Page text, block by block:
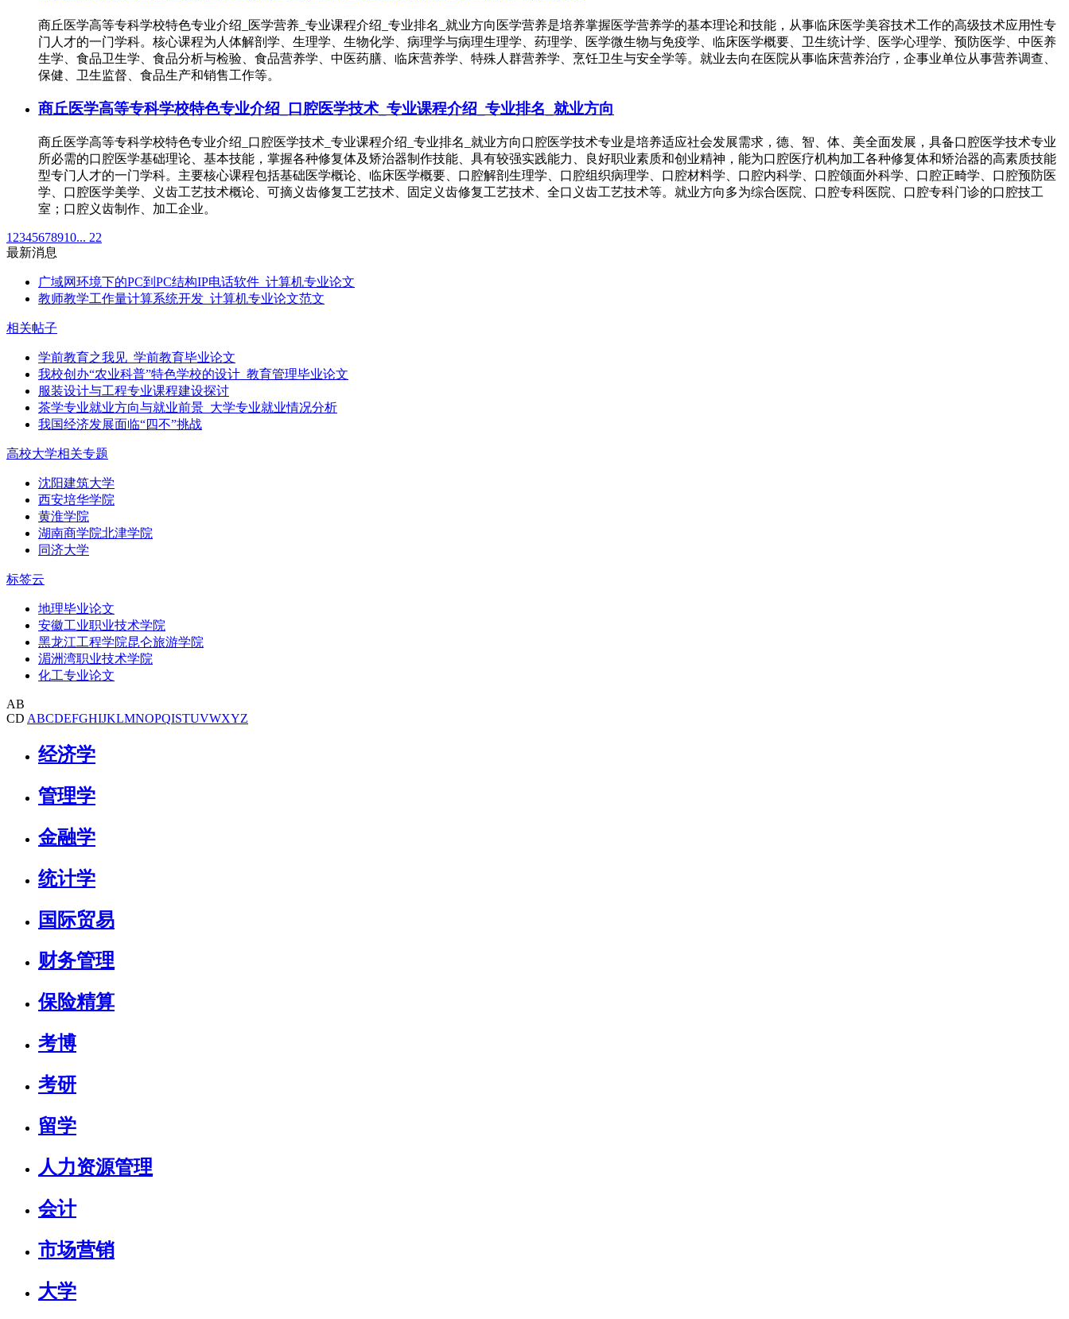
商丘医学高等专科学校特色专业介绍_医学营养_专业课程介绍_专业排名_就业方向医学营养是培养掌握医学营养学的基本理论和技能，从事临床医学美容技术工作的高级技术应用性专
门人才的一门学科。核心课程为人体解剖学、生理学、生物化学、病理学与病理生理学、药理学、医学微生物与免疫学、临床医学概要、卫生统计学、医学心理学、预防医学、中医养
生学、食品卫生学、食品分析与检验、食品营养学、中医药膳、临床营养学、特殊人群营养学、烹饪卫生与安全学等。就业去向在医院从事临床营养治疗，企事业单位从事营养调查、
保健、卫生监督、食品生产和销售工作等。
商丘医学高等专科学校特色专业介绍_口腔医学技术_专业课程介绍_专业排名_就业方向
商丘医学高等专科学校特色专业介绍_口腔医学技术_专业课程介绍_专业排名_就业方向口腔医学技术专业是培养适应社会发展需求，德、智、体、美全面发展，具备口腔医学技术专业
所必需的口腔医学基础理论、基本技能，掌握各种修复体及矫治器制作技能、具有较强实践能力、良好职业素质和创业精神，能为口腔医疗机构加工各种修复体和矫治器的高素质技能
型专门人才的一门学科。主要核心课程包括基础医学概论、临床医学概要、口腔解剖生理学、口腔组织病理学、口腔材料学、口腔内科学、口腔颌面外科学、口腔正畸学、口腔预防医
学、口腔医学美学、义齿工艺技术概论、可摘义齿修复工艺技术、固定义齿修复工艺技术、全口义齿工艺技术等。就业方向多为综合医院、口腔专科医院、口腔专科门诊的口腔技工
室；口腔义齿制作、加工企业。
1 2345678910... 22
最新消息
广域网环境下的PC到PC结构IP电话软件_计算机专业论文
教师教学工作量计算系统开发_计算机专业论文范文
相关帖子
学前教育之我见_学前教育毕业论文
我校创办“农业科普”特色学校的设计_教育管理毕业论文
服装设计与工程专业课程建设探讨
茶学专业就业方向与就业前景_大学专业就业情况分析
我国经济发展面临“四不”挑战
高校大学相关专题
沈阳建筑大学
西安培华学院
黄淮学院
湖南商学院北津学院
同济大学
标签云
地理毕业论文
安徽工业职业技术学院
黑龙江工程学院昆仑旅游学院
湄洲湾职业技术学院
化工专业论文
AB
CD ABCDEFGHIJKLMNOPQISTUVWXYZ
经济学
管理学
金融学
统计学
国际贸易
财务管理
保险精算
考博
考研
留学
人力资源管理
会计
市场营销
大学